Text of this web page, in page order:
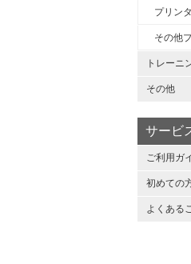
プリン
その他
トレーニ
その他
サービ
ご利用ガ
初めての
よくある